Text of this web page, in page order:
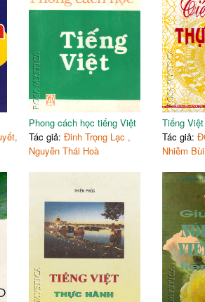
Phong cách học tiếng Việt
Tác giả: Đinh Trọng Lạc ,
Nguyễn Thái Hoà
Tiếng
Tác giả:
Nhiễm